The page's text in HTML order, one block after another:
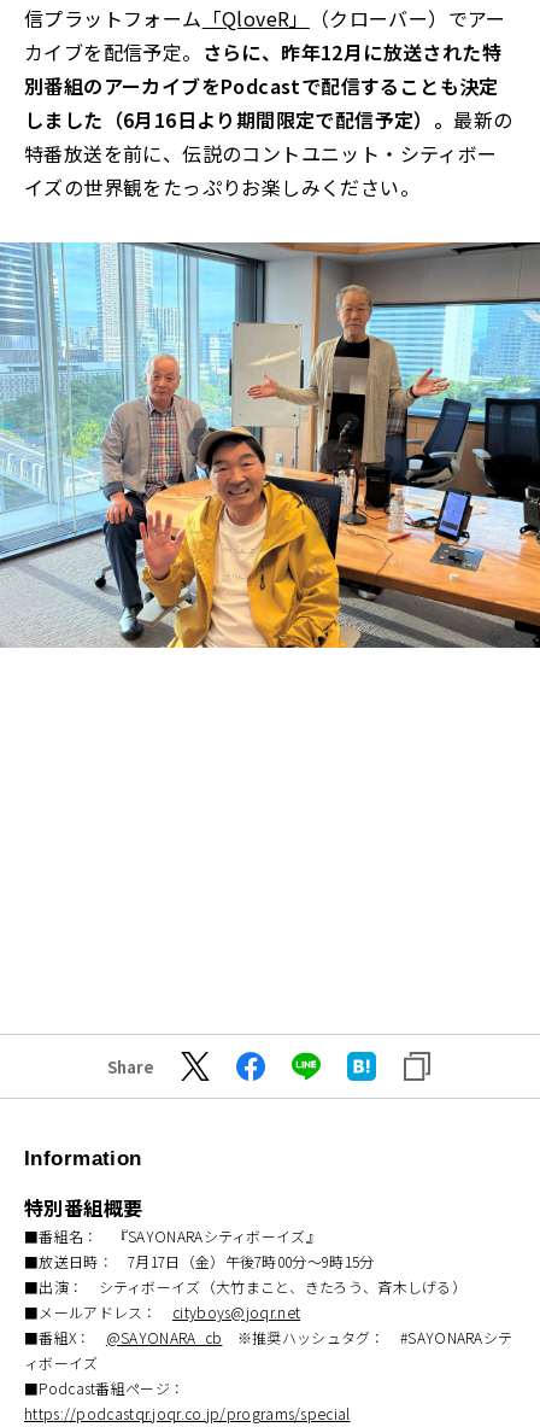
信プラットフォーム 「QloveR」
（クローバー）でアー
カイブを配信予定。 さらに、昨年12月に放送された特
別番組のアーカイブをPodcastで配信することも決定
しました（6月16日より期間限定で配信予定）。最新の
特番放送を前に、伝説のコントユニット・シティボー
イズの世界観をたっぷりお楽しみください。
Share
Information
特別番組概要
■番組名： 『SAYONARAシティボーイズ』
■放送日時： 7月17日（金）午後7時00分～9時15分
■出演： シティボーイズ（大竹まこと、きたろう、斉木しげる）
■メールアドレス： cityboys@joqr.net
■番組X： @SAYONARA_cb ※推奨ハッシュタグ： #SAYONARAシテ
ィボーイズ
■Podcast番組ページ：
https://podcastqr.joqr.co.jp/programs/special